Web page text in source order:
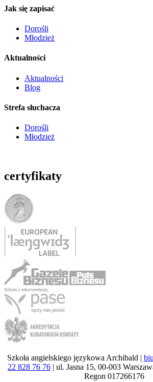
Jak się zapisać
Dorośli
Młodzież
Aktualności
Aktualności
Blog
Strefa słuchacza
Dorośli
Młodzież
certyfikaty
Szkoła angielskiego językowa Archibald |
22 828 76 76 | ul. Jasna 15, 00-003
Regon 017266176